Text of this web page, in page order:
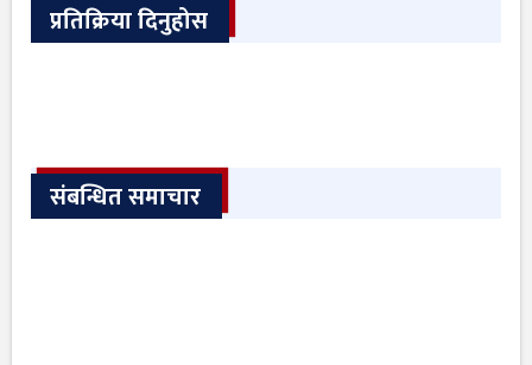
प्रतिक्रिया दिनुहोस
संबन्धित समाचार